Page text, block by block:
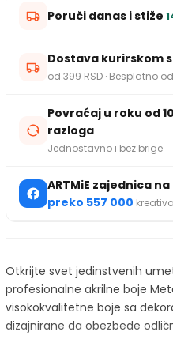
Poruči danas i stiže
Dostava kurirskom
od 399 RSD · Besplatno
Povraćaj u roku od
razloga
Jednostavno i bez brige
ARTMiE zajednica
preko 557 000
Otkrijte svet jedinstvenih
profesionalne akrilne boje
visokokvalitetne boje sa
dizajnirane da obezbede